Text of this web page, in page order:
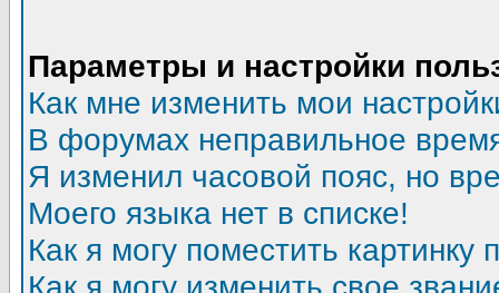
Параметры и настройки
Как мне изменить мои
В форумах неправильное
Я изменил часовой пояс, но
Моего языка нет в списке!
Как я могу поместить